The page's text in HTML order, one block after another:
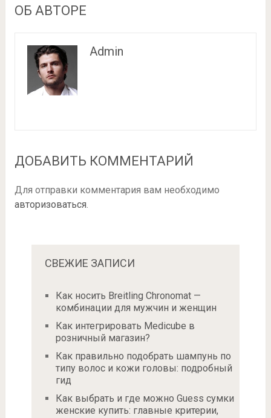
ОБ АВТОРЕ
Admin
ДОБАВИТЬ КОММЕНТАРИЙ
Для отправки комментария вам необходимо
авторизоваться.
СВЕЖИЕ ЗАПИСИ
Как носить Breitling Chronomat —
комбинации для мужчин и женщин
Как интегрировать Medicube в
розничный магазин?
Как правильно подобрать шампунь по
типу волос и кожи головы: подробный
гид
Как выбрать и где можно Guess сумки
женские купить: главные критерии,